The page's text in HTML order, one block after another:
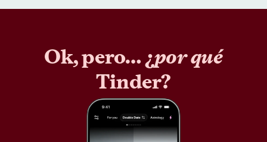
Ok, pero… ¿por qué
Tinder?